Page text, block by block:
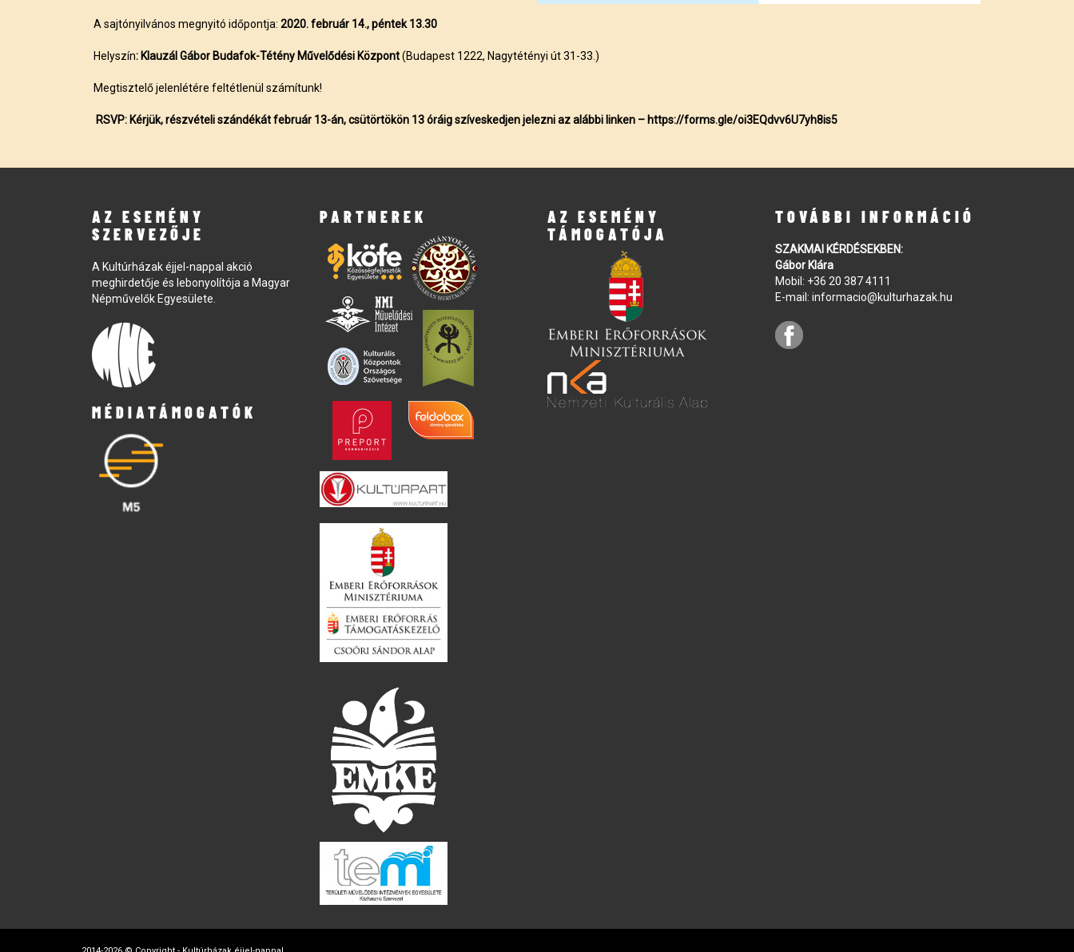
A sajtónyilvános megnyitó időpontja: 2020. február 14., péntek 13.30
Helyszín: Klauzál Gábor Budafok-Tétény Művelődési Központ(Budapest 1222, Nagytétényi út 31-33.)
Megtisztelő jelenlétére feltétlenül számítunk!
RSVP: Kérjük, részvételi szándékát február 13-án, csütörtökön 13 óráig szíveskedjen jelezni az alábbi linken – https://forms.gle/oi3EQdvv6U7yh8is5
AZ ESEMÉNY
SZERVEZŐJE
A Kultúrházak éjjel-nappal akció
meghirdetője és lebonyolítója a Magyar
Népművelők Egyesülete.
MÉDIATÁMOGATÓK
PARTNEREK
AZ ESEMÉNY
TÁMOGATÓJA
TOVÁBBI INFORMÁCIÓ
SZAKMAI KÉRDÉSEKBEN:
Gábor Klára
Mobil: +36 20 387 4111
E-mail: informacio@kulturhazak.hu